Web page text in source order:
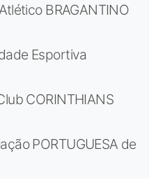
BRAGANTINO
Esportiva
CORINTHIANS
PORTUGUESA de